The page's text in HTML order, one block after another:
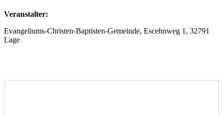
Veranstalter:
Evangeliums-Christen-Baptisten-Gemeinde, Escehnweg 1, 32791
Lage